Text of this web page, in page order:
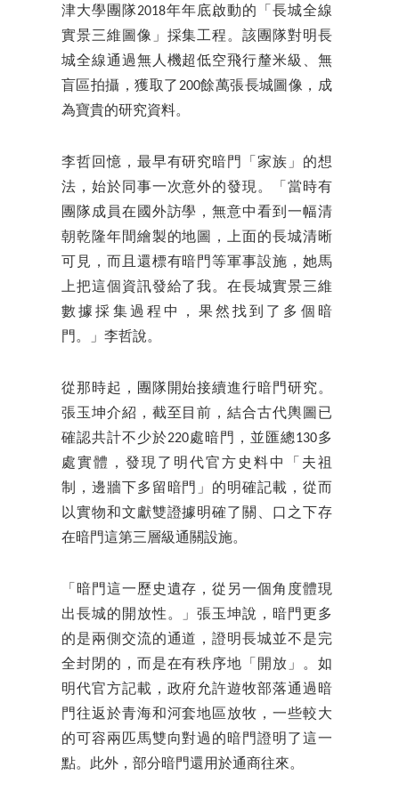
津大學團隊2018年年底啟動的「長城全線
實景三維圖像」採集工程。該團隊對明長
城全線通過無人機超低空飛行釐米級、無
盲區拍攝，獲取了200餘萬張長城圖像，成
為寶貴的研究資料。
李哲回憶，最早有研究暗門「家族」的想
法，始於同事一次意外的發現。「當時有
團隊成員在國外訪學，無意中看到一幅清
朝乾隆年間繪製的地圖，上面的長城清晰
可見，而且還標有暗門等軍事設施，她馬
上把這個資訊發給了我。在長城實景三維
數據採集過程中，果然找到了多個暗
門。」李哲說。
從那時起，團隊開始接續進行暗門研究。
張玉坤介紹，截至目前，結合古代輿圖已
確認共計不少於220處暗門，並匯總130多
處實體，發現了明代官方史料中「夫祖
制，邊牆下多留暗門」的明確記載，從而
以實物和文獻雙證據明確了關、口之下存
在暗門這第三層級通關設施。
「暗門這一歷史遺存，從另一個角度體現
出長城的開放性。」張玉坤說，暗門更多
的是兩側交流的通道，證明長城並不是完
全封閉的，而是在有秩序地「開放」。如
明代官方記載，政府允許遊牧部落通過暗
門往返於青海和河套地區放牧，一些較大
的可容兩匹馬雙向對過的暗門證明了這一
點。此外，部分暗門還用於通商往來。